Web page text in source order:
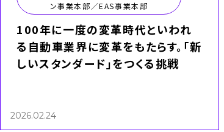
ン事業本部／EAS事業本部
100年に一度の変革時代といわれ
る自動車業界に変革をもたらす。「新
しいスタンダード」をつくる挑戦
2026.02.24